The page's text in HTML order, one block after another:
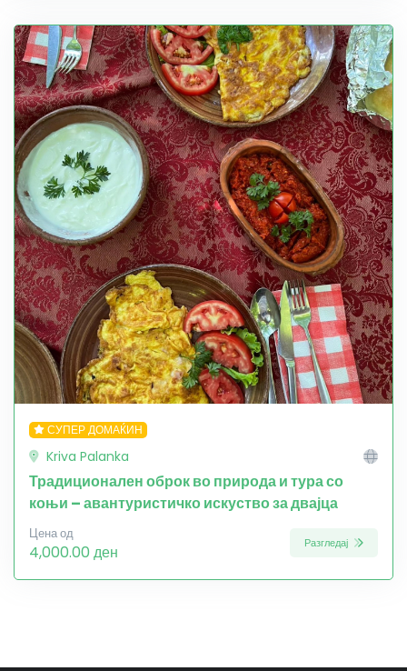
СУПЕР ДОМАЌИН
Kriva Palanka
Традиционален оброк во природа и тура со
коњи – авантуристичко искуство за двајца
Цена од
4,000.00 ден Разгледај